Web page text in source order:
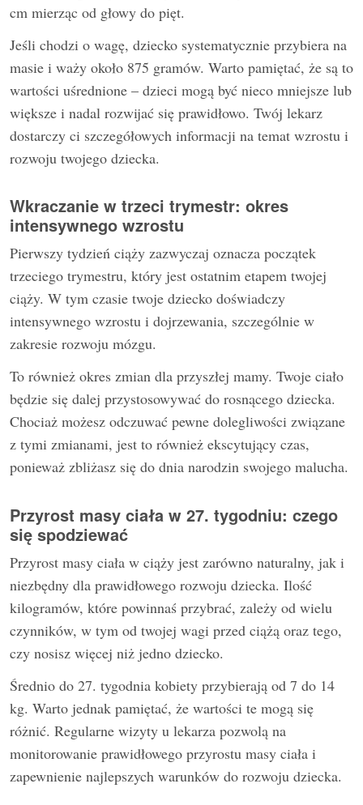
cm mierząc od głowy do pięt.
Jeśli chodzi o wagę, dziecko systematycznie przybiera na
masie i waży około 875 gramów. Warto pamiętać, że są to
wartości uśrednione – dzieci mogą być nieco mniejsze lub
większe i nadal rozwijać się prawidłowo. Twój lekarz
dostarczy ci szczegółowych informacji na temat wzrostu i
rozwoju twojego dziecka.
Wkraczanie w trzeci trymestr: okres
intensywnego wzrostu
Pierwszy tydzień ciąży zazwyczaj oznacza początek
trzeciego trymestru, który jest ostatnim etapem twojej
ciąży. W tym czasie twoje dziecko doświadczy
intensywnego wzrostu i dojrzewania, szczególnie w
zakresie rozwoju mózgu.
To również okres zmian dla przyszłej mamy. Twoje ciało
będzie się dalej przystosowywać do rosnącego dziecka.
Chociaż możesz odczuwać pewne dolegliwości związane
z tymi zmianami, jest to również ekscytujący czas,
ponieważ zbliżasz się do dnia narodzin swojego malucha.
Przyrost masy ciała w 27. tygodniu: czego
się spodziewać
Przyrost masy ciała w ciąży jest zarówno naturalny, jak i
niezbędny dla prawidłowego rozwoju dziecka. Ilość
kilogramów, które powinnaś przybrać, zależy od wielu
czynników, w tym od twojej wagi przed ciążą oraz tego,
czy nosisz więcej niż jedno dziecko.
Średnio do 27. tygodnia kobiety przybierają od 7 do 14
kg. Warto jednak pamiętać, że wartości te mogą się
różnić. Regularne wizyty u lekarza pozwolą na
monitorowanie prawidłowego przyrostu masy ciała i
zapewnienie najlepszych warunków do rozwoju dziecka.